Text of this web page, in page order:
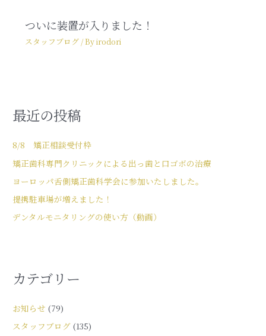
ついに装置が入りました！
スタッフブログ/ Byirodori
最近の投稿
8/8 矯正相談受付枠
矯正歯科専門クリニックによる出っ歯と口ゴボの治療
ヨーロッパ舌側矯正歯科学会に参加いたしました。
提携駐車場が増えました！
デンタルモニタリングの使い方（動画）
カテゴリー
お知らせ (79)
スタッフブログ (135)